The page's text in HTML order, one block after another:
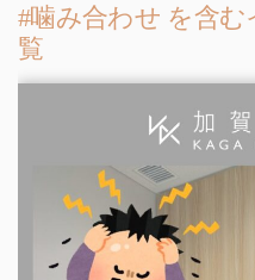
#噛み合わせ を含
覧